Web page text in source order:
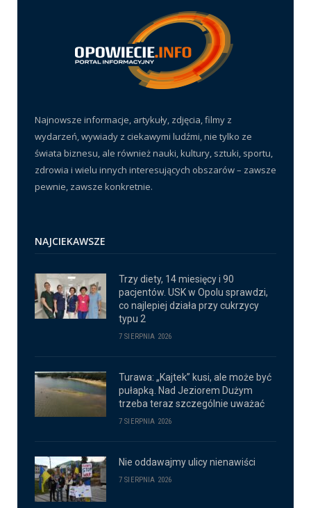
Najnowsze informacje, artykuły, zdjęcia, filmy z
wydarzeń, wywiady z ciekawymi ludźmi, nie tylko ze
świata biznesu, ale również nauki, kultury, sztuki, sportu,
zdrowia i wielu innych interesujących obszarów – zawsze
pewnie, zawsze konkretnie.
NAJCIEKAWSZE
Trzy diety, 14 miesięcy i 90
pacjentów. USK w Opolu sprawdzi,
co najlepiej działa przy cukrzycy
typu 2
7 SIERPNIA 2026
Turawa: „Kajtek” kusi, ale może być
pułapką. Nad Jeziorem Dużym
trzeba teraz szczególnie uważać
7 SIERPNIA 2026
Nie oddawajmy ulicy nienawiści
7 SIERPNIA 2026